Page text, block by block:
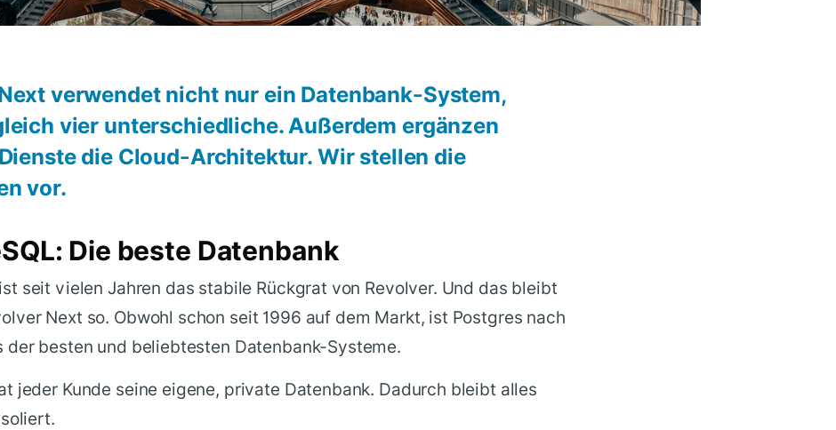
verwendet nicht nur ein Datenbank-System,
vier unterschiedliche. Außerdem ergänzen
die Cloud-Architektur. Wir stellen die
vor.
Die beste Datenbank
seit vielen Jahren das stabile Rückgrat von Revolver. Und das bleibt
Next so. Obwohl schon seit 1996 auf dem Markt, ist Postgres nach
der besten und beliebtesten Datenbank-Systeme.
jeder Kunde seine eigene, private Datenbank. Dadurch bleibt alles